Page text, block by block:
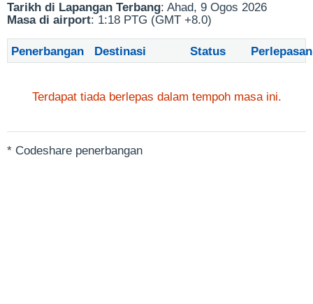
Tarikh di Lapangan Terbang: Ahad, 9 Ogos 2026
Masa di airport: 1:18 PTG (GMT +8.0)
Penerbangan Destinasi Status Perlepasan
Terdapat tiada berlepas dalam tempoh masa ini.
* Codeshare penerbangan